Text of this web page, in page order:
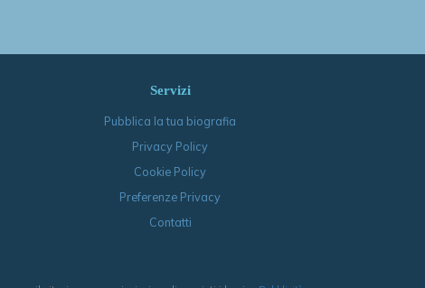
Servizi
Pubblica la tua biografia
Privacy Policy
Cookie Policy
Preferenze Privacy
Contatti